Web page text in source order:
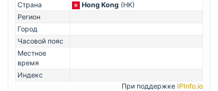
Страна
Hong Kong (HK)
Регион
Город
Часовой пояс
Местное
время
Индекс
При поддержке IPInfo.io